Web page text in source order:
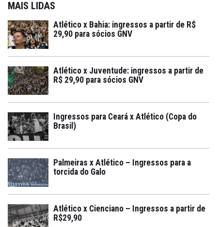
MAIS LIDAS
Atlético x Bahia: ingressos a partir de R$
29,90 para sócios GNV
Atlético x Juventude: ingressos a partir de
R$ 29,90 para sócios GNV
Ingressos para Ceará x Atlético (Copa do
Brasil)
Palmeiras x Atlético – Ingressos para a
torcida do Galo
Atlético x Cienciano – Ingressos a partir de
R$29,90